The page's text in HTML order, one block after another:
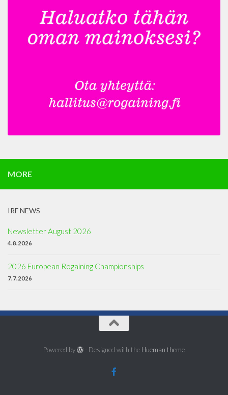
MORE
IRF NEWS
Newsletter August 2026
4.8.2026
2026 European Rogaining Championships
7.7.2026
Powered by - Designed with the Hueman theme